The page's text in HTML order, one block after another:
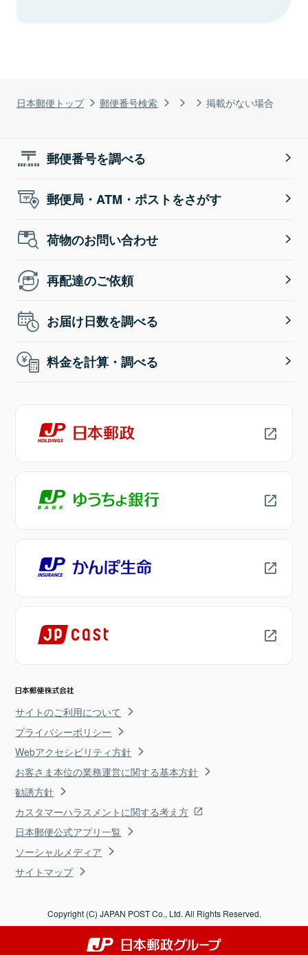
日本郵便トップ 郵便番号検索 掲載がない場合
郵便番号を調べる
郵便局・ATM・ポストをさがす
荷物のお問い合わせ
再配達のご依頼
お届け日数を調べる
料金を計算・調べる
サイトのご利用について
プライバシーポリシー
Webアクセシビリティ方針
お客さま本位の業務運営に関する基本方針
勧誘方針
カスタマーハラスメントに関する考え方
日本郵便公式アプリ一覧
ソーシャルメディア
サイトマップ
Copyright (C) JAPAN POST Co., Ltd. All Rights Reserved.